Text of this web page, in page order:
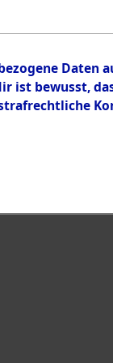
Daten
bewusst,